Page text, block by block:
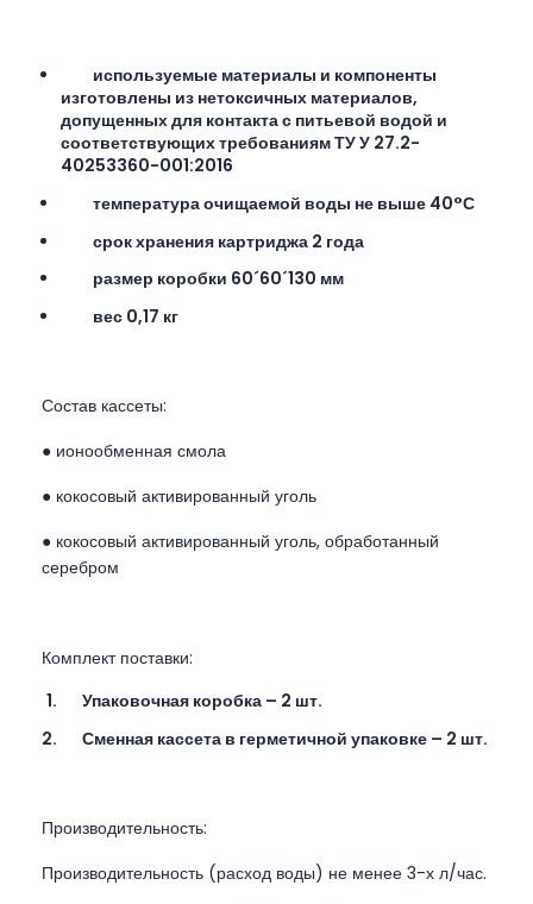
используемые материалы и компоненты
изготовлены из нетоксичных материалов,
допущенных для контакта с питьевой водой и
соответствующих требованиям ТУ У 27.2-
40253360-001:2016
температура очищаемой воды не выше 40°С
срок хранения картриджа 2 года
размер коробки 60´60´130 мм
вес 0,17 кг
Состав кассеты:
● ионообменная смола
● кокосовый активированный уголь
● кокосовый активированный уголь, обработанный
серебром
Комплект поставки:
Упаковочная коробка – 2 шт.
Сменная кассета в герметичной упаковке – 2 шт.
Производительность:
Производительность (расход воды) не менее 3-х л/час.